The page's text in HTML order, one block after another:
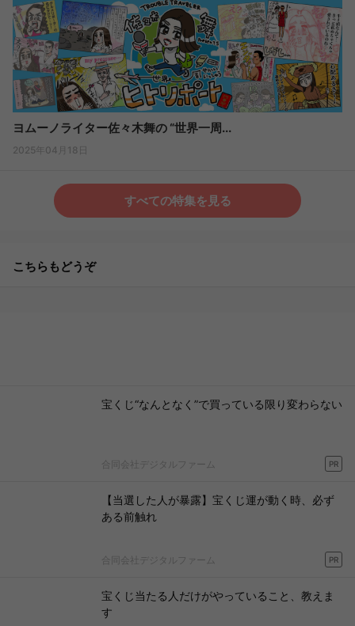
ヨムーノライター佐々木舞の “世界一周...
2025年04月18日
すべての特集を見る
こちらもどうぞ
宝くじ“なんとなく”で買っている限り変わらない
合同会社デジタルファーム PR
【当選した人が暴露】宝くじ運が動く時、必ず
ある前触れ
合同会社デジタルファーム PR
宝くじ当たる人だけがやっていること、教えま
す